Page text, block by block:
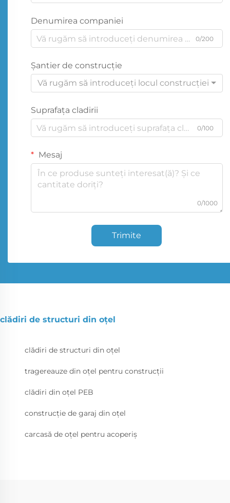
Denumirea companiei
0/200
Şantier de construcţie
Vă rugăm să introduceți locul construcției
Suprafața cladirii
0/100
Mesaj
0/1000
Trimite
clădiri de structuri din oțel
clădiri de structuri din oțel
tragereauze din oțel pentru construcții
clădiri din oțel PEB
construcție de garaj din oțel
carcasă de oțel pentru acoperiș